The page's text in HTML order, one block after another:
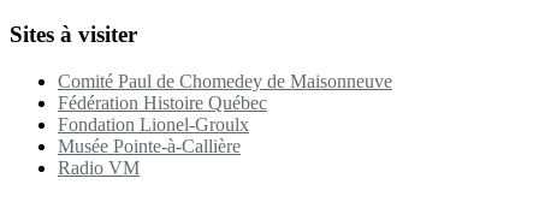
Sites à visiter
Comité Paul de Chomedey de Maisonneuve
Fédération Histoire Québec
Fondation Lionel-Groulx
Musée Pointe-à-Callière
Radio VM